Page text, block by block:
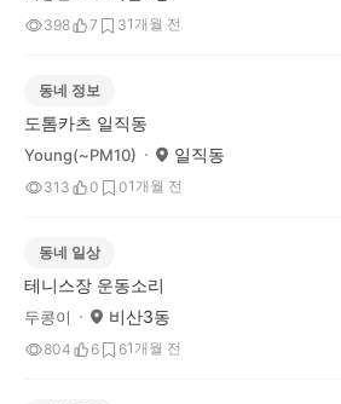
398 7 31개월 전
동네 정보
도톰카츠 일직동
Young(~PM10) 일직동
313 0 01개월 전
동네 일상
테니스장 운동소리
두콩이 비산3동
804 6 61개월 전